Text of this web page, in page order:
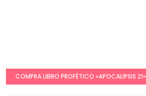
COMPRA LIBRO PROFÉTICO «APOCALIPSIS 21»